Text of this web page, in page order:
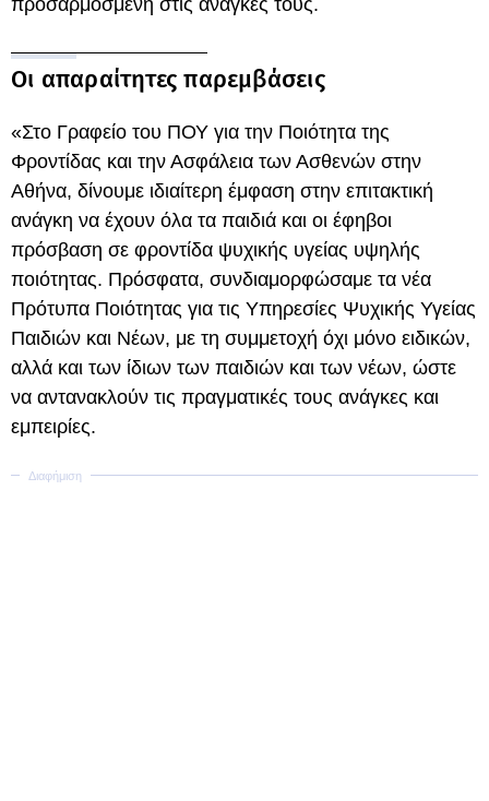
προσαρμοσμένη στις ανάγκες τους.
Οι απαραίτητες παρεμβάσεις
«Στο Γραφείο του ΠΟΥ για την Ποιότητα της
Φροντίδας και την Ασφάλεια των Ασθενών στην
Αθήνα, δίνουμε ιδιαίτερη έμφαση στην επιτακτική
ανάγκη να έχουν όλα τα παιδιά και οι έφηβοι
πρόσβαση σε φροντίδα ψυχικής υγείας υψηλής
ποιότητας. Πρόσφατα, συνδιαμορφώσαμε τα νέα
Πρότυπα Ποιότητας για τις Υπηρεσίες Ψυχικής Υγείας
Παιδιών και Νέων, με τη συμμετοχή όχι μόνο ειδικών,
αλλά και των ίδιων των παιδιών και των νέων, ώστε
να αντανακλούν τις πραγματικές τους ανάγκες και
εμπειρίες.